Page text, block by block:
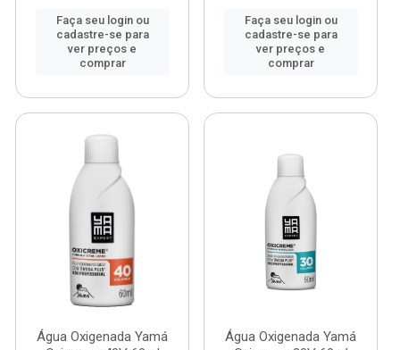
Faça seu login ou
cadastre-se para
ver preços e
comprar
Faça seu login ou
cadastre-se para
ver preços e
comprar
Água Oxigenada Yamá
Água Oxigenada Yamá